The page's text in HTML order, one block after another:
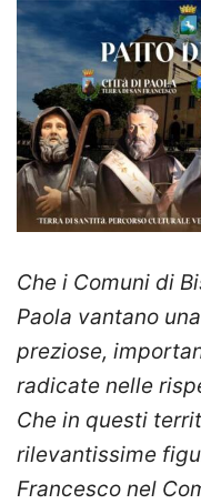
Che i Comuni di
Paola vantano
preziose,
radicate nelle
Che in questi
rilevantissime
Francesco nel